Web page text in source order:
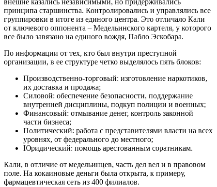
внешне казались независимыми, но придерживались
принципа старшинства. Контролировались и управлялись все
группировки в итоге из единого центра. Это отличало Кали
от ключевого оппонента – Медельинского картеля, у которого
все было завязано на единого вождя, Пабло Эскобара.
По информации от тех, кто был внутри преступной
организации, в ее структуре четко выделялось пять блоков:
Производственно-торговый: изготовление наркотиков,
их доставка и продажа;
Силовой: обеспечение безопасности, поддержание
внутренней дисциплины, подкуп полиции и военных;
Финансовый: отмывание денег, контроль законной
части бизнеса;
Политический: работа с представителями власти на всех
уровнях, от федерального до местного;
Юридический: помощь арестованным соратникам.
Кали, в отличие от медельинцев, часть дел вел и в правовом
поле. На кокаиновые деньги была открыта, к примеру,
фармацевтическая сеть из 400 филиалов.